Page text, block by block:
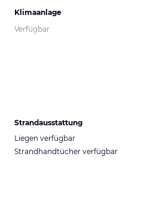
Klimaanlage
Verfügbar
Strandausstattung
Liegen verfügbar
Strandhandtücher verfügbar